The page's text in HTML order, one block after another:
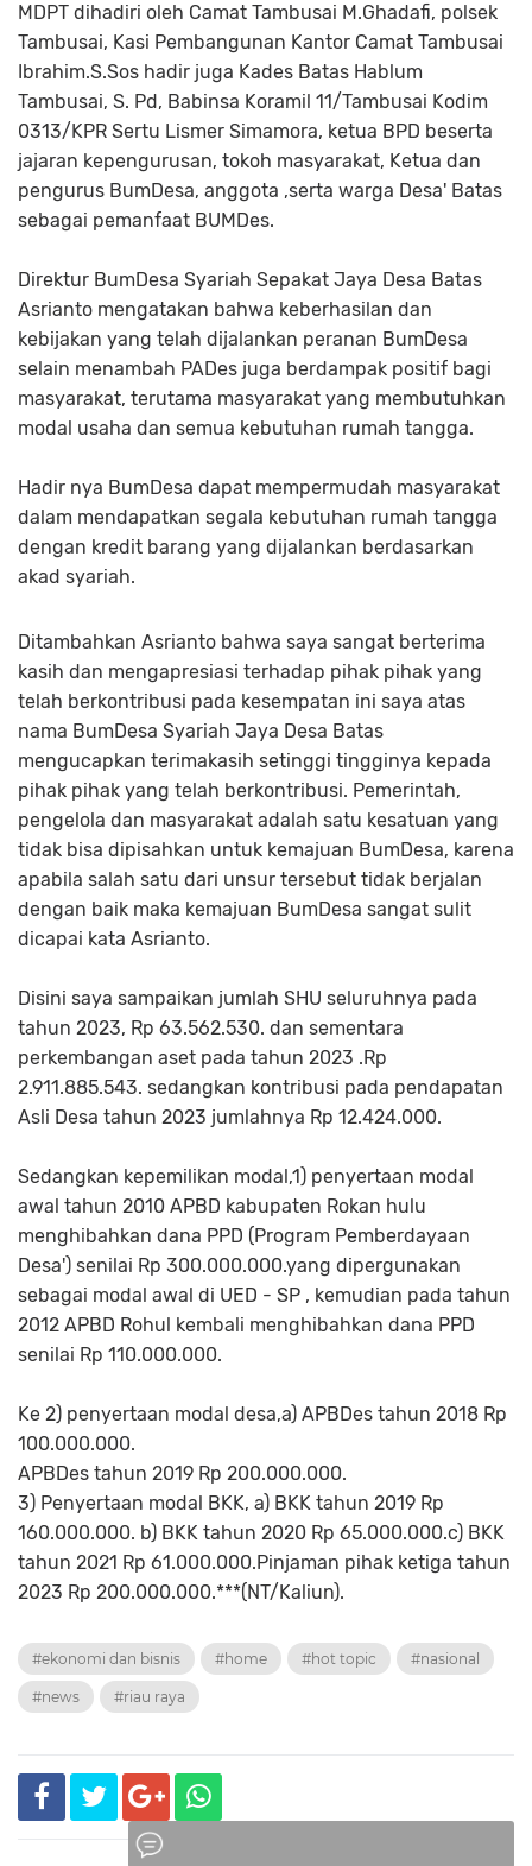
MDPT dihadiri oleh Camat Tambusai M.Ghadafi, polsek
Tambusai, Kasi Pembangunan Kantor Camat Tambusai
Ibrahim.S.Sos hadir juga Kades Batas Hablum
Tambusai, S. Pd, Babinsa Koramil 11/Tambusai Kodim
0313/KPR Sertu Lismer Simamora, ketua BPD beserta
jajaran kepengurusan, tokoh masyarakat, Ketua dan
pengurus BumDesa, anggota ,serta warga Desa' Batas
sebagai pemanfaat BUMDes.
Direktur BumDesa Syariah Sepakat Jaya Desa Batas
Asrianto mengatakan bahwa keberhasilan dan
kebijakan yang telah dijalankan peranan BumDesa
selain menambah PADes juga berdampak positif bagi
masyarakat, terutama masyarakat yang membutuhkan
modal usaha dan semua kebutuhan rumah tangga.
Hadir nya BumDesa dapat mempermudah masyarakat
dalam mendapatkan segala kebutuhan rumah tangga
dengan kredit barang yang dijalankan berdasarkan
akad syariah.
Ditambahkan Asrianto bahwa saya sangat berterima
kasih dan mengapresiasi terhadap pihak pihak yang
telah berkontribusi pada kesempatan ini saya atas
nama BumDesa Syariah Jaya Desa Batas
mengucapkan terimakasih setinggi tingginya kepada
pihak pihak yang telah berkontribusi. Pemerintah,
pengelola dan masyarakat adalah satu kesatuan yang
tidak bisa dipisahkan untuk kemajuan BumDesa, karena
apabila salah satu dari unsur tersebut tidak berjalan
dengan baik maka kemajuan BumDesa sangat sulit
dicapai kata Asrianto.
Disini saya sampaikan jumlah SHU seluruhnya pada
tahun 2023, Rp 63.562.530. dan sementara
perkembangan aset pada tahun 2023 .Rp
2.911.885.543. sedangkan kontribusi pada pendapatan
Asli Desa tahun 2023 jumlahnya Rp 12.424.000.
Sedangkan kepemilikan modal,1) penyertaan modal
awal tahun 2010 APBD kabupaten Rokan hulu
menghibahkan dana PPD (Program Pemberdayaan
Desa') senilai Rp 300.000.000.yang dipergunakan
sebagai modal awal di UED - SP , kemudian pada tahun
2012 APBD Rohul kembali menghibahkan dana PPD
senilai Rp 110.000.000.
Ke 2) penyertaan modal desa,a) APBDes tahun 2018 Rp
100.000.000.
APBDes tahun 2019 Rp 200.000.000.
3) Penyertaan modal BKK, a) BKK tahun 2019 Rp
160.000.000. b) BKK tahun 2020 Rp 65.000.000.c) BKK
tahun 2021 Rp 61.000.000.Pinjaman pihak ketiga tahun
2023 Rp 200.000.000.***(NT/Kaliun).
#ekonomi dan bisnis #home #hot topic #nasional
#news #riau raya